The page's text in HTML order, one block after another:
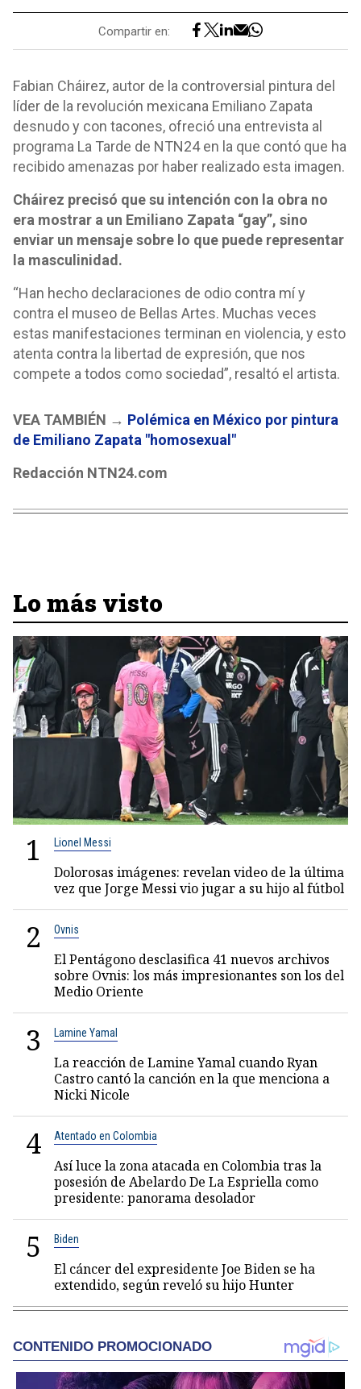
Compartir en:
Fabian Cháirez, autor de la controversial pintura del
líder de la revolución mexicana Emiliano Zapata
desnudo y con tacones, ofreció una entrevista al
programa La Tarde de NTN24 en la que contó que ha
recibido amenazas por haber realizado esta imagen.
Cháirez precisó que su intención con la obra no
era mostrar a un Emiliano Zapata “gay”, sino
enviar un mensaje sobre lo que puede representar
la masculinidad.
“Han hecho declaraciones de odio contra mí y
contra el museo de Bellas Artes. Muchas veces
estas manifestaciones terminan en violencia, y esto
atenta contra la libertad de expresión, que nos
compete a todos como sociedad”, resaltó el artista.
VEA TAMBIÉN → Polémica en México por pintura
de Emiliano Zapata "homosexual"
Redacción NTN24.com
Lo más visto
1 Lionel Messi
Dolorosas imágenes: revelan video de la última
vez que Jorge Messi vio jugar a su hijo al fútbol
2 Ovnis
El Pentágono desclasifica 41 nuevos archivos
sobre Ovnis: los más impresionantes son los del
Medio Oriente
3 Lamine Yamal
La reacción de Lamine Yamal cuando Ryan
Castro cantó la canción en la que menciona a
Nicki Nicole
4 Atentado en Colombia
Así luce la zona atacada en Colombia tras la
posesión de Abelardo De La Espriella como
presidente: panorama desolador
5 Biden
El cáncer del expresidente Joe Biden se ha
extendido, según reveló su hijo Hunter